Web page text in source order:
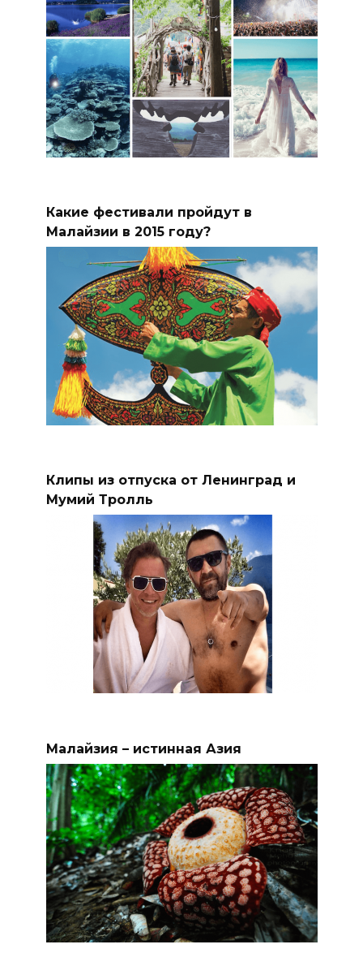
Какие фестивали пройдут в
Малайзии в 2015 году?
Клипы из отпуска от Ленинград и
Мумий Тролль
Малайзия – истинная Азия